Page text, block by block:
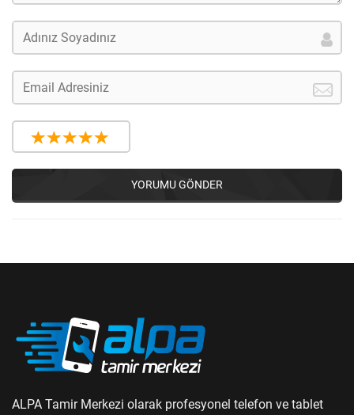
YORUMU GÖNDER
ALPA Tamir Merkezi olarak profesyonel telefon ve tablet